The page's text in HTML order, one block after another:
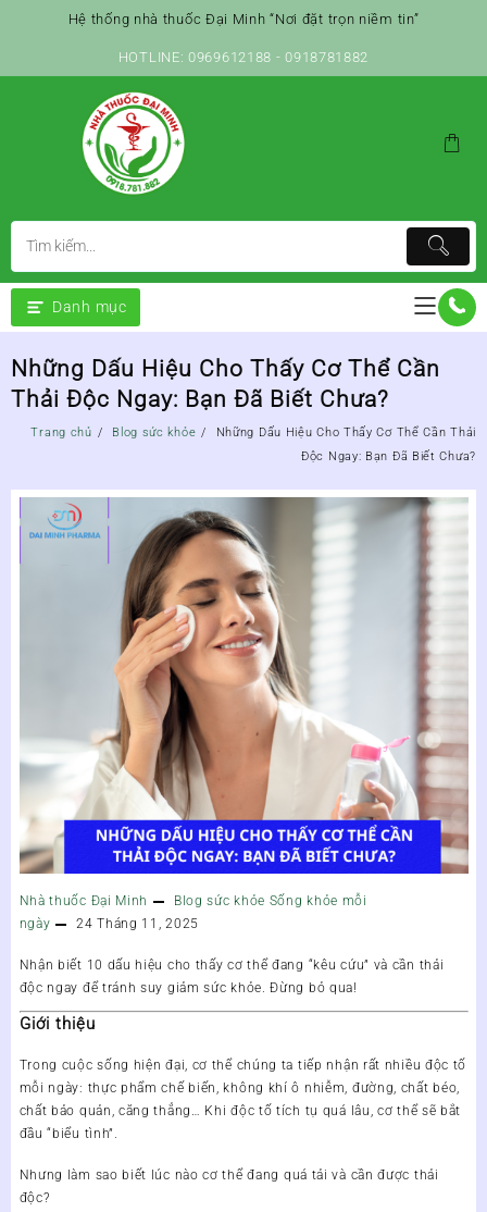
Hệ thống nhà thuốc Đại Minh “Nơi đặt trọn niềm tin”
HOTLINE: 0969612188 - 0918781882
Danh mục
Những Dấu Hiệu Cho Thấy Cơ Thể Cần
Thải Độc Ngay: Bạn Đã Biết Chưa?
Trang chủ Blog sức khỏe
Những Dấu Hiệu Cho Thấy Cơ Thể Cần Thải
Độc Ngay: Bạn Đã Biết Chưa?
Nhà thuốc Đại Minh Blog sức khỏe Sống khỏe mỗi
ngày
24 Tháng 11, 2025
Nhận biết 10 dấu hiệu cho thấy cơ thể đang “kêu cứu” và cần thải
độc ngay để tránh suy giảm sức khỏe. Đừng bỏ qua!
Giới thiệu
Trong cuộc sống hiện đại, cơ thể chúng ta tiếp nhận rất nhiều độc tố
mỗi ngày: thực phẩm chế biến, không khí ô nhiễm, đường, chất béo,
chất bảo quản, căng thẳng… Khi độc tố tích tụ quá lâu, cơ thể sẽ bắt
đầu “biểu tình”.
Nhưng làm sao biết lúc nào cơ thểđang quá tải và cần được thải
độc?